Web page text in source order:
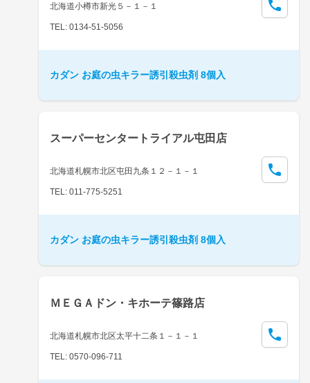
北海道小樽市新光５－１－１
TEL: 0134-51-5056
カダン お庭の虫キラー誘引殺虫剤 8個入
スーパーセンタートライアル屯田店
北海道札幌市北区屯田九条１２－１－１
TEL: 011-775-5251
カダン お庭の虫キラー誘引殺虫剤 8個入
ＭＥＧＡドン・キホーテ篠路店
北海道札幌市北区太平十二条１－１－１
TEL: 0570-096-711